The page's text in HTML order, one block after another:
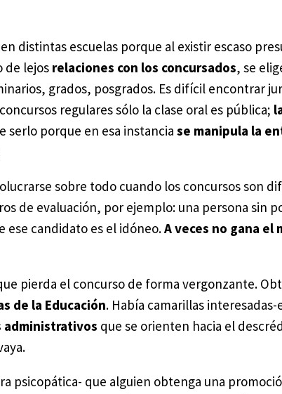
distintas escuelas porque al existir escaso
de lejos relaciones con los concursados, se
grados, posgrados. Es difícil encontrar
regulares sólo la clase oral es pública;
serlo porque en esa instancia se manipula la
sobre todo cuando los concursos son
de evaluación, por ejemplo: una persona sin
ese candidato es el idóneo.A veces no gana el
pierda el concurso de forma vergonzante.
de la Educación. Había camarillas
administrativos que se orienten hacia el
psicopática- que alguien obtenga una